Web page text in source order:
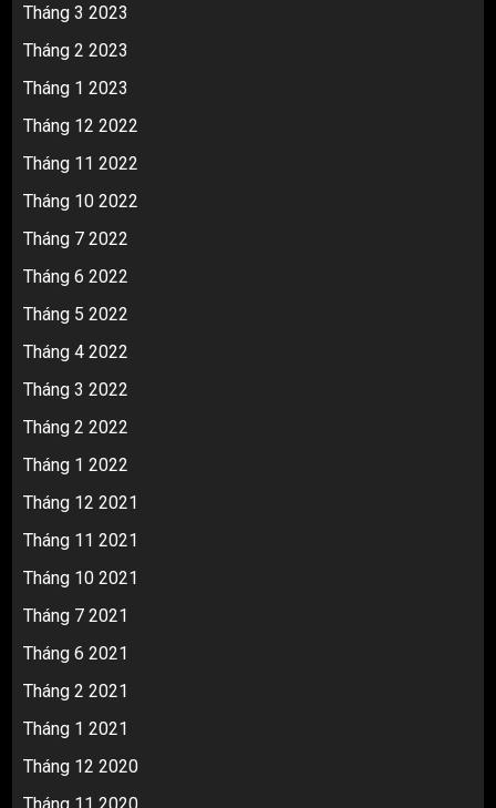
Tháng 3 2023
Tháng 2 2023
Tháng 1 2023
Tháng 12 2022
Tháng 11 2022
Tháng 10 2022
Tháng 7 2022
Tháng 6 2022
Tháng 5 2022
Tháng 4 2022
Tháng 3 2022
Tháng 2 2022
Tháng 1 2022
Tháng 12 2021
Tháng 11 2021
Tháng 10 2021
Tháng 7 2021
Tháng 6 2021
Tháng 2 2021
Tháng 1 2021
Tháng 12 2020